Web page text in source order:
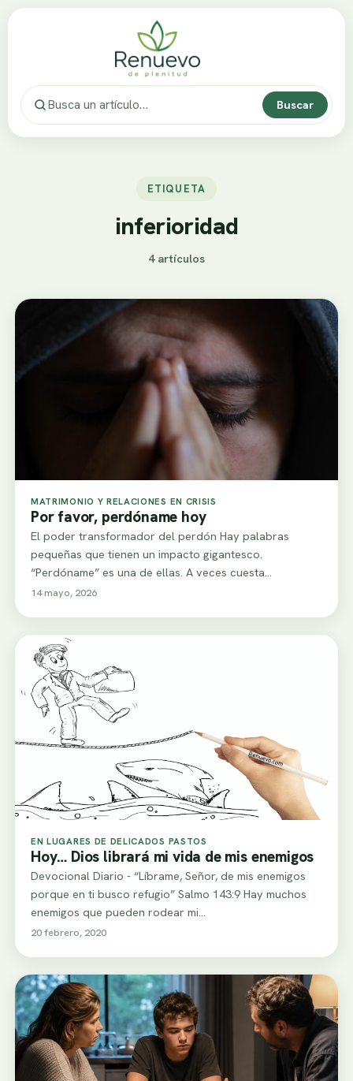
Buscar
ETIQUETA
inferioridad
4 artículos
MATRIMONIO Y RELACIONES EN CRISIS
Por favor, perdóname hoy
El poder transformador del perdón Hay palabras
pequeñas que tienen un impacto gigantesco.
“Perdóname” es una de ellas. A veces cuesta
pronunciarla…
14 mayo, 2026
EN LUGARES DE DELICADOS PASTOS
Hoy… Dios librará mi vida de mis enemigos
Devocional Diario - “Líbrame, Señor, de mis enemigos
porque en ti busco refugio” Salmo 143:9 Hay muchos
enemigos que pueden rodear mi…
20 febrero, 2020